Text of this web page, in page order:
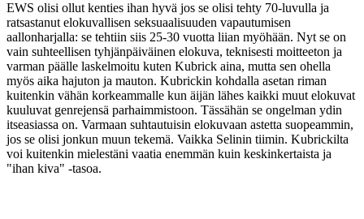
EWS olisi ollut kenties ihan hyvä jos se olisi tehty 70-luvulla ja
ratsastanut elokuvallisen seksuaalisuuden vapautumisen
aallonharjalla: se tehtiin siis 25-30 vuotta liian myöhään. Nyt se on
vain suhteellisen tyhjänpäiväinen elokuva, teknisesti moitteeton ja
varman päälle laskelmoitu kuten Kubrick aina, mutta sen ohella
myös aika hajuton ja mauton. Kubrickin kohdalla asetan riman
kuitenkin vähän korkeammalle kun äijän lähes kaikki muut elokuvat
kuuluvat genrejensä parhaimmistoon. Tässähän se ongelman ydin
itseasiassa on. Varmaan suhtautuisin elokuvaan astetta suopeammin,
jos se olisi jonkun muun tekemä. Vaikka Selinin tiimin. Kubrickilta
voi kuitenkin mielestäni vaatia enemmän kuin keskinkertaista ja
"ihan kiva" ‑tasoa.